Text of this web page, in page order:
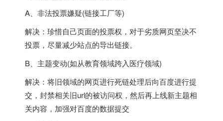
A、非法投票嫌疑(链接工厂等)
解决：珍惜自己页面的投票权，对于劣质网页坚决不
投票，尽量减少站点的导出链接。
B、主题变动(如从教育领域跨入医疗领域)
解决：将旧领域的网页进行死链处理后向百度进行提
交，封禁相关旧url的被访问权，然后再上线新主题相
关内容，加强对百度的数据提交